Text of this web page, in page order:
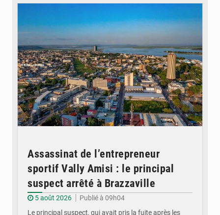
Assassinat de l’entrepreneur
sportif Vally Amisi : le principal
suspect arrêté à Brazzaville
5 août 2026
Publié à 09h04
Le principal suspect, qui avait pris la fuite après les